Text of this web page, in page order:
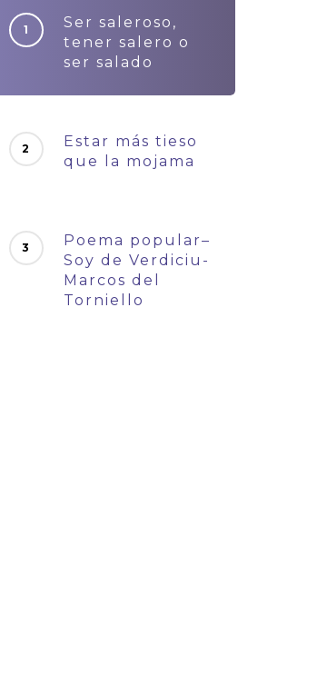
Ser saleroso,
tener salero o
ser salado
Estar más tieso
que la mojama
Poema popular–
Soy de Verdiciu-
Marcos del
Torniello